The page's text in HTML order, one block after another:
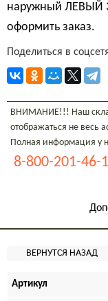
наружный ЛЕВЫЙ
оформить заказ.
Поделиться в
ВНИМАНИЕ!!! Наш
отображаться не весь
Полная информация у
8-800-201-46-
Артикул